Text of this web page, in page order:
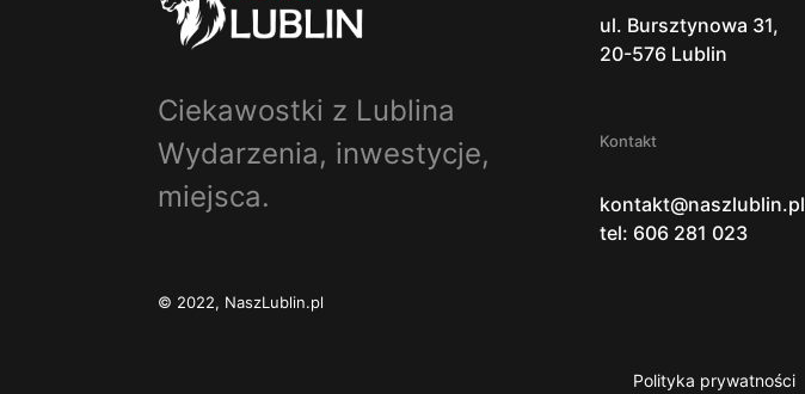
Ciekawostki z Lublina
Wydarzenia, inwestycje,
miejsca.
© 2022, NaszLublin.pl
ul. Bursztynowa 31,
20-576 Lublin
Kontakt
kontakt@naszlublin.pl
tel: 606 281 023
Polityka prywatności